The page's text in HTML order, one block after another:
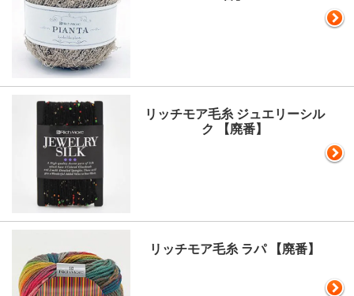
リッチモア毛糸 ジュエリーシル
ク 【廃番】
リッチモア毛糸 ラパ 【廃番】